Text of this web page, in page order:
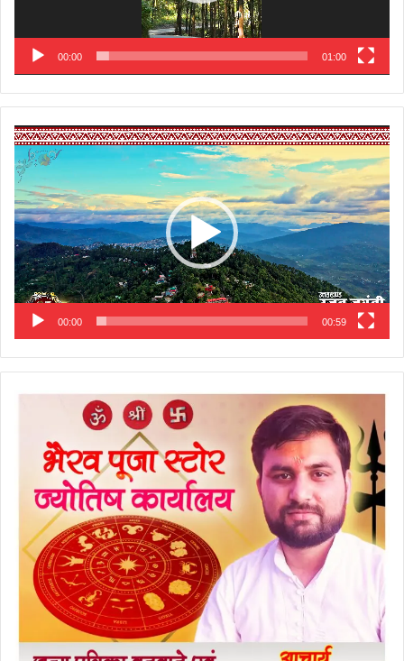
00:00 01:00
Video
Player
00:00 00:59